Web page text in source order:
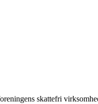
skattefri